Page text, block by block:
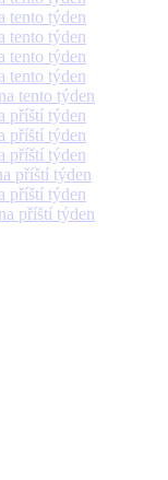
tento týden
tento týden
tento týden
tento týden
tento týden
příští týden
příští týden
příští týden
příští týden
příští týden
příští týden